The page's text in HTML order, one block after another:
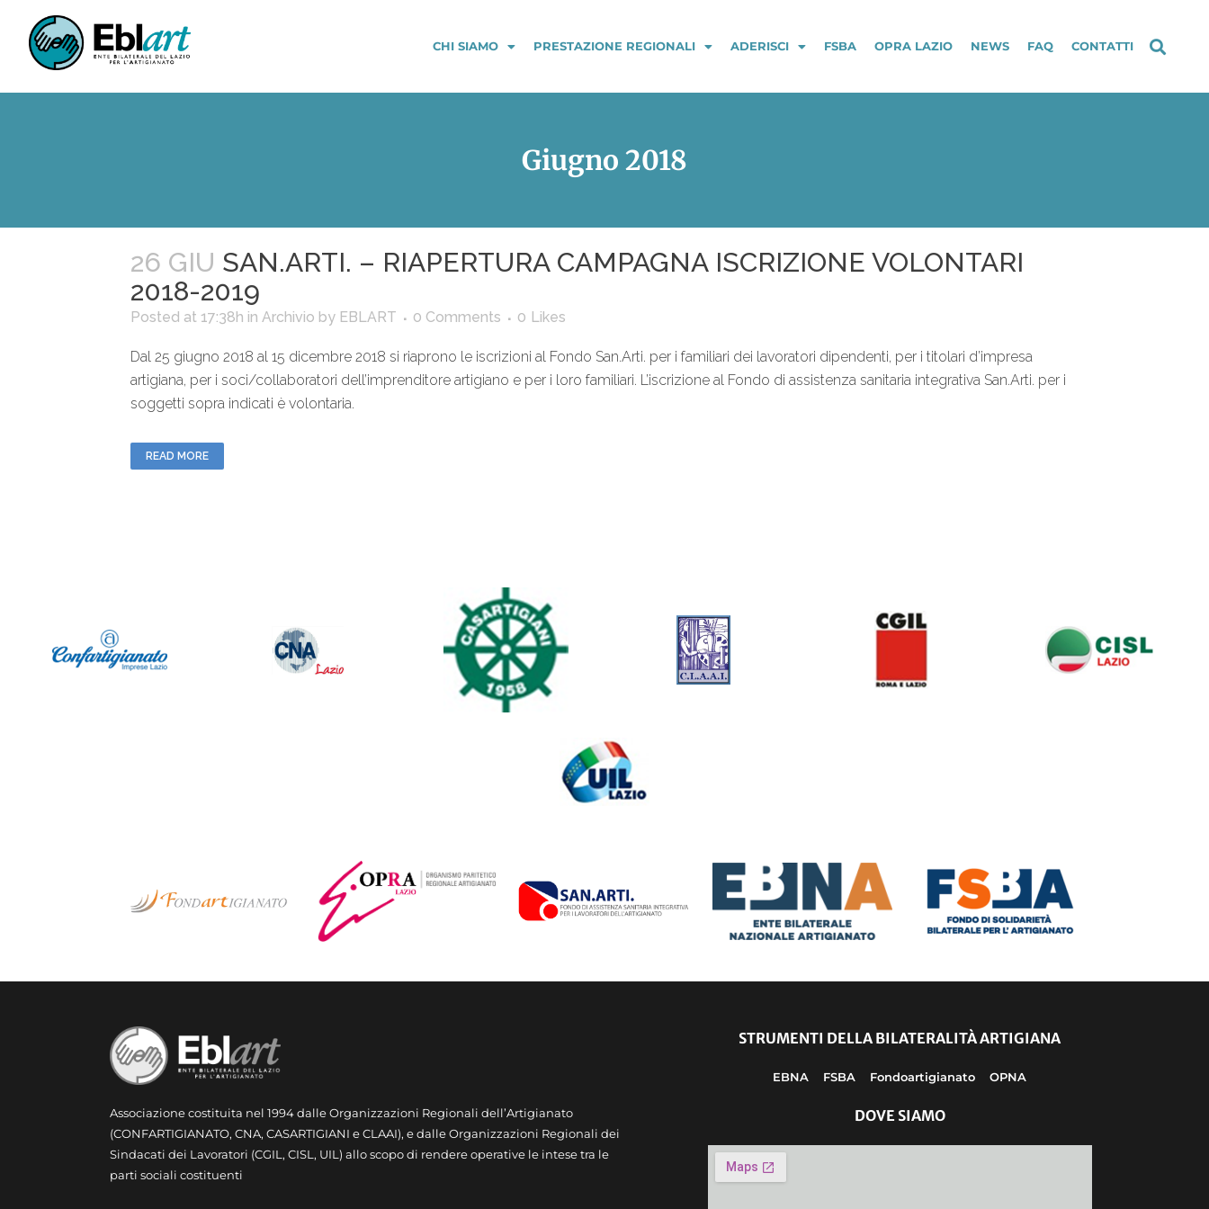
CHI SIAMO PRESTAZIONE REGIONALI ADERISCI FSBA OPRA LAZIO NEWS FAQ CONTATTI
Giugno 2018
26 GIU SAN.ARTI. – RIAPERTURA CAMPAGNA ISCRIZIONE VOLONTARI
2018-2019
Posted at 17:38h in Archivio by EBLART 0 Comments 0 Likes
Dal 25 giugno 2018 al 15 dicembre 2018 si riaprono le iscrizioni al Fondo San.Arti. per i familiari dei lavoratori dipendenti, per i titolari d’impresa
artigiana, per i soci/collaboratori dell’imprenditore artigiano e per i loro familiari. L’iscrizione al Fondo di assistenza sanitaria integrativa San.Arti. per i
soggetti sopra indicati è volontaria.
READ MORE
Associazione costituita nel 1994 dalle Organizzazioni Regionali dell’Artigianato
(CONFARTIGIANATO, CNA, CASARTIGIANI e CLAAI), e dalle Organizzazioni Regionali dei
Sindacati dei Lavoratori (CGIL, CISL, UIL) allo scopo di rendere operative le intese tra le
parti sociali costituenti
STRUMENTI DELLA BILATERALITÀ ARTIGIANA
EBNA FSBA Fondoartigianato OPNA
DOVE SIAMO